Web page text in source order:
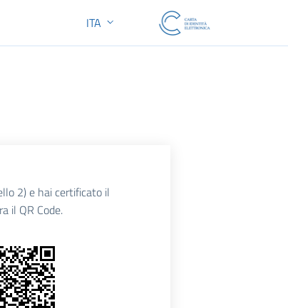
SELEZIONE LINGUA: LINGUA
ITA
2) e hai certificato il
il QR Code.